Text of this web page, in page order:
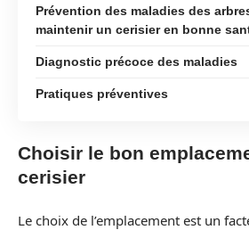
Prévention des maladies des
maintenir un cerisier en bonne
Diagnostic précoce des maladies
Pratiques préventives
Choisir le bon
cerisier
Le choix de l’emplacement est un